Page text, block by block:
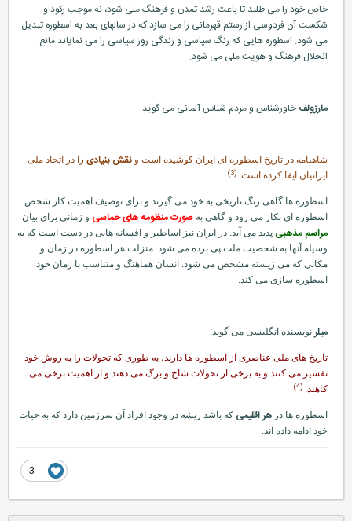
خاص خود را می طلبد تا باعث رشد تمدن و فرهنگ ملی شود، نه موجب ركود و
شكست آن فردوسیاز رستم قهرمانی را می سازد كه در سالهای بعد به اسطوره تبدیل
می شود. اسطوره هایی كه رنگ سیاسی و زندگی روز سیاسی را می نمایاند مانع
انحلال فرهنگ و هویت ملی می شود.
مارزولفخاورشناس و مردم شناس آلمانی می گوید:
شاهنامه در تاریخ اسطوره ای ایران كوشیده است ونقش بنیادیرا در اتحاد ملی
ایرانیان ایفا كرده است.(3)
اسطوره ها گاهی رنگ تاریخی به خود می گیرند و برای توصیف اهمیت كار شخص
اسطوره ای بكار می رود و گاهی به
صورت منظومه های حماسیو زمانی برای بیان
مراسم مذهبیپدید می آید. در ایران نیز اساطیر و افسانه هایی در دست است كه به
وسیله آنها به شخصیت ملت پی برده می شود. منزلت هر اسطوره در زمان و
مكانی كه می زیسته مشخص می شود. انسان هماهنگ و متناسب با زمان خود
اسطوره سازی می كند.
میلرنویسنده انگلیسی می گوید:
تاریخ های ملی عناصری از اسطوره ها دارند، به طوری كه تحولات را به روش خود
تفسیر می كنند و به برخی از تحولات شاخ و برگ می دهند و از اهمیت برخی می
كاهند.(4)
اسطوره ها در هر اقلیمیكه باشد ریشه در وجود افراد آن سرزمین دارد كه به حیات
خود ادامه داده اند.